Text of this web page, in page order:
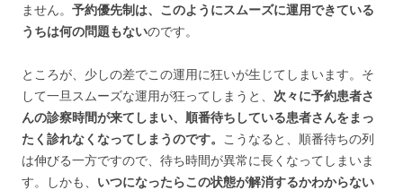
ません。 予約優先制は、このようにスムーズに運用できている
うちは何の問題もないのです。
ところが、少しの差でこの運用に狂いが生じてしまいます。そ
して一旦スムーズな運用が狂ってしまうと、 次々に予約患者さ
んの診察時間が来てしまい、順番待ちしている患者さんをまっ
たく診れなくなってしまうのです。 こうなると、順番待ちの列
は伸びる一方ですので、待ち時間が異常に長くなってしまいま
す。しかも、 いつになったらこの状態が解消するかわからない